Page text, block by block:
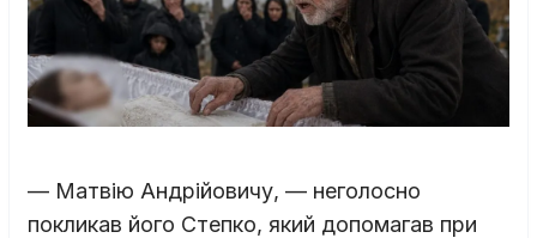
— Матвію Андрійовичу, — неголосно
покликав його Степко, який допомагав при